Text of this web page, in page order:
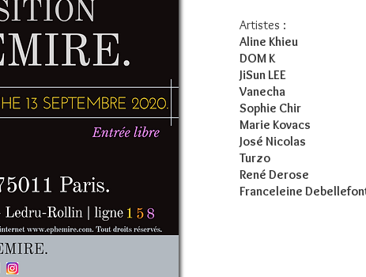
Artistes :
Aline Khieu
DOM K
JiSun LEE
Vanecha
Sophie Chir
Marie Kovacs
José Nicolas
Turzo
René Derose
Franceleine